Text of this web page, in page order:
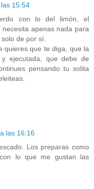
15:54
con lo del limón, el
apenas nada para
de por sí.
quieres que te diga, que la
ejecutada, que debe de
pensando tu solita
las 16:16
Los preparas como
lo que me gustan las